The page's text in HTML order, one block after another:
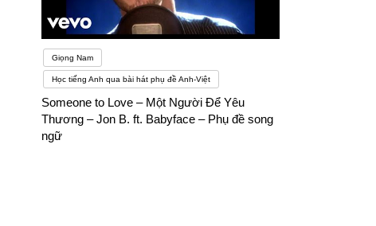
Giọng Nam
Học tiếng Anh qua bài hát phụ đề Anh-Việt
Someone to Love – Một Người Để Yêu
Thương – Jon B. ft. Babyface – Phụ đề song
ngữ